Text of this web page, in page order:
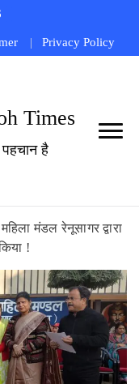
Privacy Policy
Times
पहचान है
महिला मंडल रेनूसागर द्वारा
!